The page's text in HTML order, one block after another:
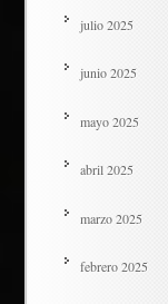
julio 2025
junio 2025
mayo 2025
abril 2025
marzo 2025
febrero 2025